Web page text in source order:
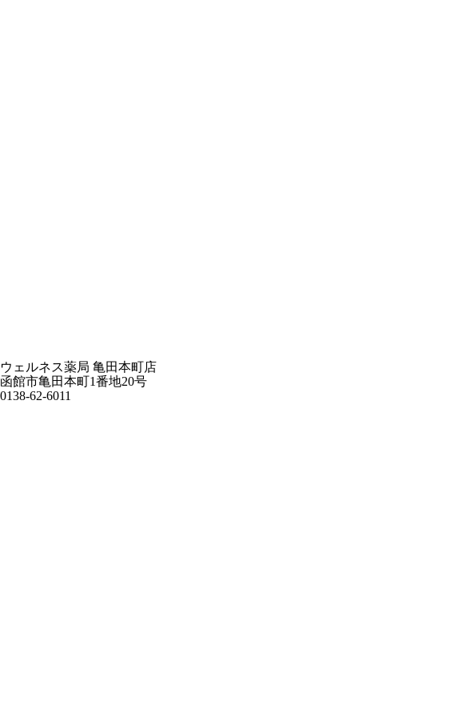
ウェルネス薬局 亀田本町店
函館市亀田本町1番地20号
0138-62-6011